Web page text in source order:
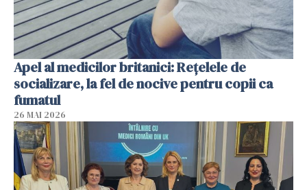
Apel al medicilor britanici: Reţelele de
socializare, la fel de nocive pentru copii ca
fumatul
26 MAI 2026